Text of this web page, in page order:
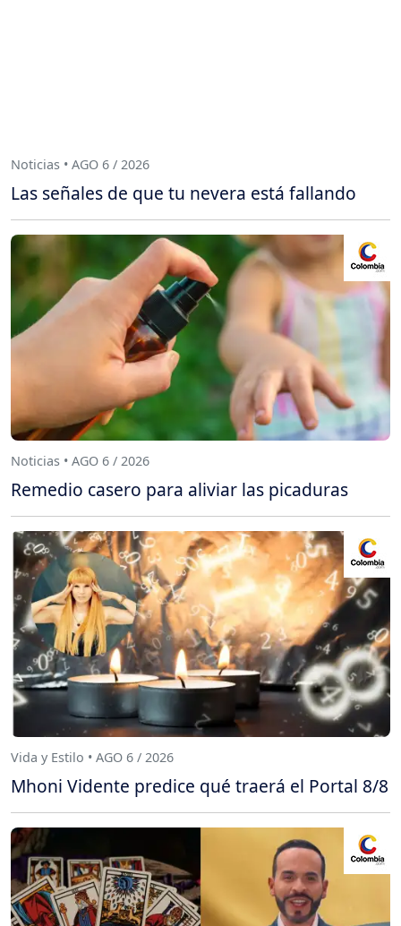
Noticias • AGO 6 / 2026
Las señales de que tu nevera está fallando
Noticias • AGO 6 / 2026
Remedio casero para aliviar las picaduras
Vida y Estilo • AGO 6 / 2026
Mhoni Vidente predice qué traerá el Portal 8/8